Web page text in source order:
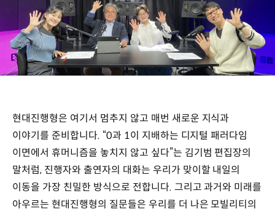
현대진행형은 여기서 멈추지 않고 매번 새로운 지식과
이야기를 준비합니다. “0과 1이 지배하는 디지털 패러다임
이면에서 휴머니즘을 놓치지 않고 싶다”는 김기범 편집장의
말처럼, 진행자와 출연자의 대화는 우리가 맞이할 내일의
이동을 가장 친밀한 방식으로 전합니다. 그리고 과거와 미래를
아우르는 현대진행형의 질문들은 우리를 더 나은 모빌리티의